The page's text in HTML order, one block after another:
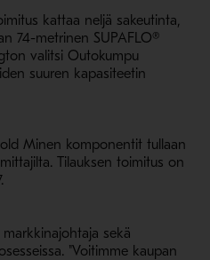
kattaa neljä sakeutinta,
74-metrinen SUPAFLO®
valitsi Outokumpu
suuren kapasiteetin
Minen komponentit tullaan
Tilauksen toimitus on
sekä
"Voitimme kaupan